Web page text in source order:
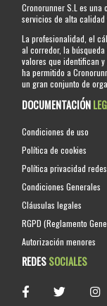
Cronorunner S.L es
servicios de alta calidad
La profesionalidad, el
al corredor, la
valores que identifican
ha permitido a
un gran conjunto de
DOCUMENTACIÓN
Condiciones de uso
Política de cookies
Política privacidad
Condiciones Generales
Cláusulas legales
RGPD (Reglamento
Autorización menores
REDESSOCIALES